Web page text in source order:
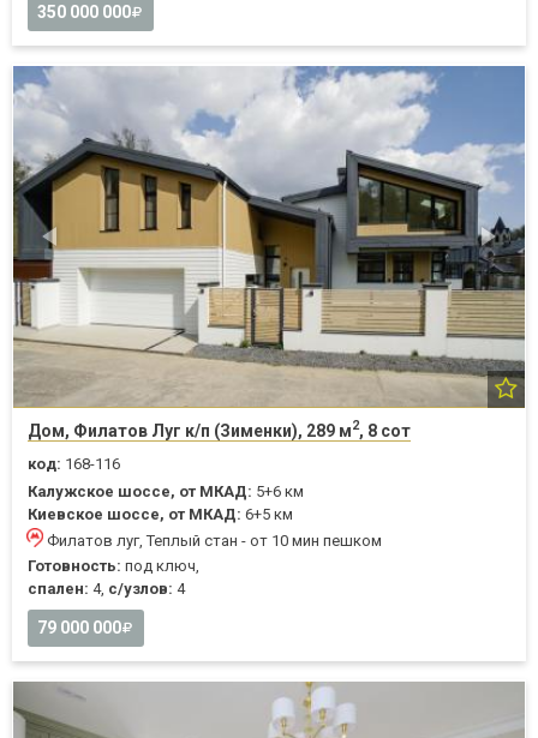
350 000 000
Дом, Филатов Луг к/п (Зименки), 289 м2, 8 сот
код: 168-116
Калужское шоссе, от МКАД: 5+6 км
Киевское шоссе, от МКАД: 6+5 км
Филатов луг, Теплый стан - от 10 мин пешком
Готовность: под ключ,
спален: 4, с/узлов: 4
79 000 000